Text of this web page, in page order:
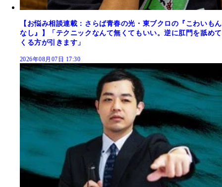
【お悩み相談連載：さらば青春の光・東ブクロの『こわいもん
なし』】「テクニックなんて無くてもいい。逆に肛門を舐めて
くる方が引きます」
2026年08月07日 17:30